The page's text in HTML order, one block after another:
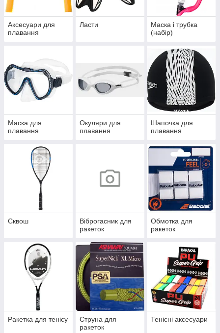
Аксесуари для
плавання
Ласти
Маска і трубка
(набір)
Маска для
плавання
Окуляри для
плавання
Шапочка для
плавання
Сквош
Віброгасник для
ракеток
Обмотка для
ракеток
Ракетка для тенісу
Струна для
ракеток
Тенісні аксесуари